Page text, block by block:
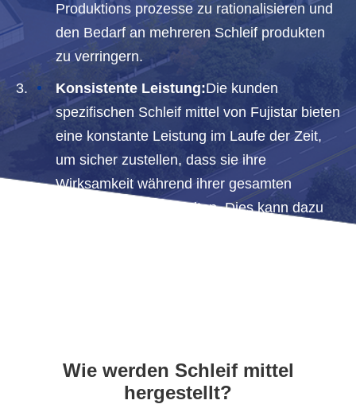
Produktions prozesse zu rationalisieren und
den Bedarf an mehreren Schleif produkten
zu verringern.
Konsistente Leistung:Die kunden
spezifischen Schleif mittel von Fujistar bieten
eine konstante Leistung im Laufe der Zeit,
um sicher zustellen, dass sie ihre
Wirksamkeit während ihrer gesamten
Lebensdauer beibehalten. Dies kann dazu
Wie werden Schleif mittel
hergestellt?